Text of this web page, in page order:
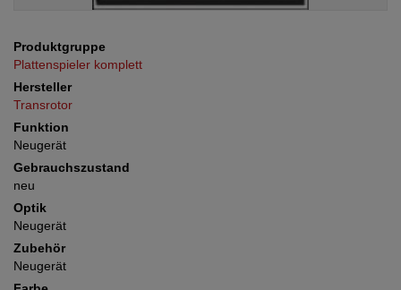
Produktgruppe
Plattenspieler komplett
Hersteller
Transrotor
Funktion
Neugerät
Gebrauchszustand
neu
Optik
Neugerät
Zubehör
Neugerät